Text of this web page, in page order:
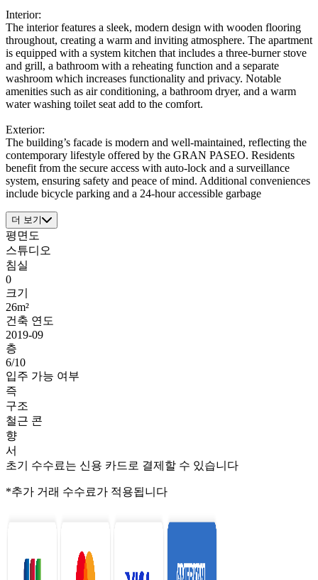
Interior:
The interior features a sleek, modern design with wooden flooring
throughout, creating a warm and inviting atmosphere. The apartment
is equipped with a system kitchen that includes a three-burner stove
and grill, a bathroom with a reheating function and a separate
washroom which increases functionality and privacy. Notable
amenities such as air conditioning, a bathroom dryer, and a warm
water washing toilet seat add to the comfort.
Exterior:
The building’s facade is modern and well-maintained, reflecting the
contemporary lifestyle offered by the GRAN PASEO. Residents
benefit from the secure access with auto-lock and a surveillance
system, ensuring safety and peace of mind. Additional conveniences
include bicycle parking and a 24-hour accessible garbage
더 보기
평면도
스튜디오
침실
0
크기
26m²
건축 연도
2019-09
층
6/10
입주 가능 여부
즉
구조
철근 콘
향
서
초기 수수료는 신용 카드로 결제할 수 있습니다
*추가 거래 수수료가 적용됩니다